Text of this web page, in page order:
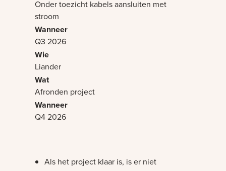
Onder toezicht kabels aansluiten met
stroom
Q3 2026
Liander
Afronden project
Q4 2026
Als het project klaar is, is er niet